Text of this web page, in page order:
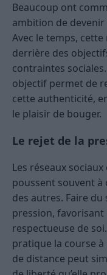
Beaucoup ont
ambition de
Avec le temps,
derrière des
contraintes
objectif permet de
cette authenticité,
le plaisir de bouger.
Le rejet de la
Les réseaux
poussent souvent à
des autres. Faire
pression,
respectueuse de
pratique la course
de distance peut